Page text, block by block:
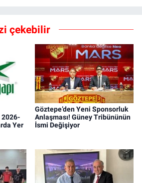
çekebilir
2026-
Yer
Göztepe’den Yeni Sponsorluk
Anlaşması! Güney Tribününün
İsmi Değişiyor